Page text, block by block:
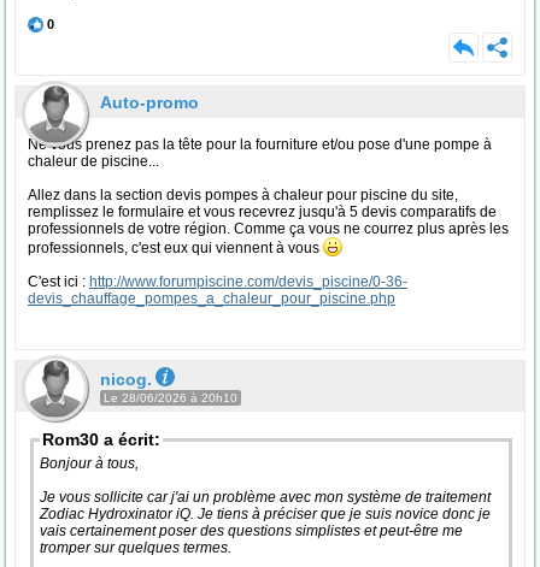
0
Auto-promo
Ne vous prenez pas la tête pour la fourniture et/ou pose d'une pompe à
chaleur de piscine...
Allez dans la section devis pompes à chaleur pour piscine du site,
remplissez le formulaire et vous recevrez jusqu'à 5 devis comparatifs de
professionnels de votre région. Comme ça vous ne courrez plus après les
professionnels, c'est eux qui viennent à vous
C'est ici : http://www.forumpiscine.com/devis_piscine/0-36-
devis_chauffage_pompes_a_chaleur_pour_piscine.php
nicog.
Le 28/06/2026 à 20h10
Rom30 a écrit:
Bonjour à tous,
Je vous sollicite car j'ai un problème avec mon système de traitement
Zodiac Hydroxinator iQ. Je tiens à préciser que je suis novice donc je
vais certainement poser des questions simplistes et peut-être me
tromper sur quelques termes.